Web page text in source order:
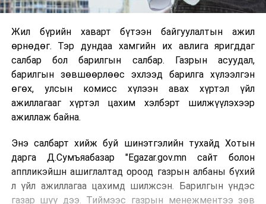
Жил бүрийн хаварт бүтээн байгуулалтын ажил
өрнөдөг. Тэр дундаа хамгийн их авлига яригддаг
салбар бол барилгын салбар. Газрын асуудал,
барилгын зөвшөөрлөөс эхлээд барилга хүлээлгэн
өгөх, улсын комисс хүлээн авах хүртэл үйл
ажиллагааг хүртэл цахим хэлбэрт шилжүүлэхээр
ажиллаж байна.
Энэ салбарт хийж буй шинэтгэлийн тухайд Хотын
дарга Д.Сумъяабазар "Egazar.gov.mn сайт болон
аппликэйшн ашиглалтад ороод газрын албаны бүхий
л үйл ажиллагаа цахимд шилжсэн. Барилгын үндэс
газар шүү дээ. Тиймээс газрын менежментээ зөв